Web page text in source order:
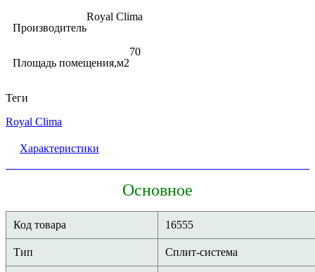
Производитель
Royal Clima
Площадь помещения,м2
70
Теги
Royal Clima
Характеристики
Основное
Код товара 16555
Тип Сплит-система